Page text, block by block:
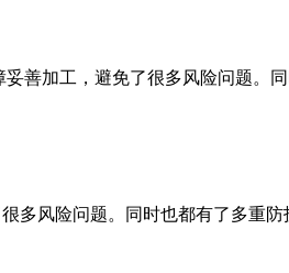
善加工，避免了很多风险问题。
多风险问题。同时也都有了多重